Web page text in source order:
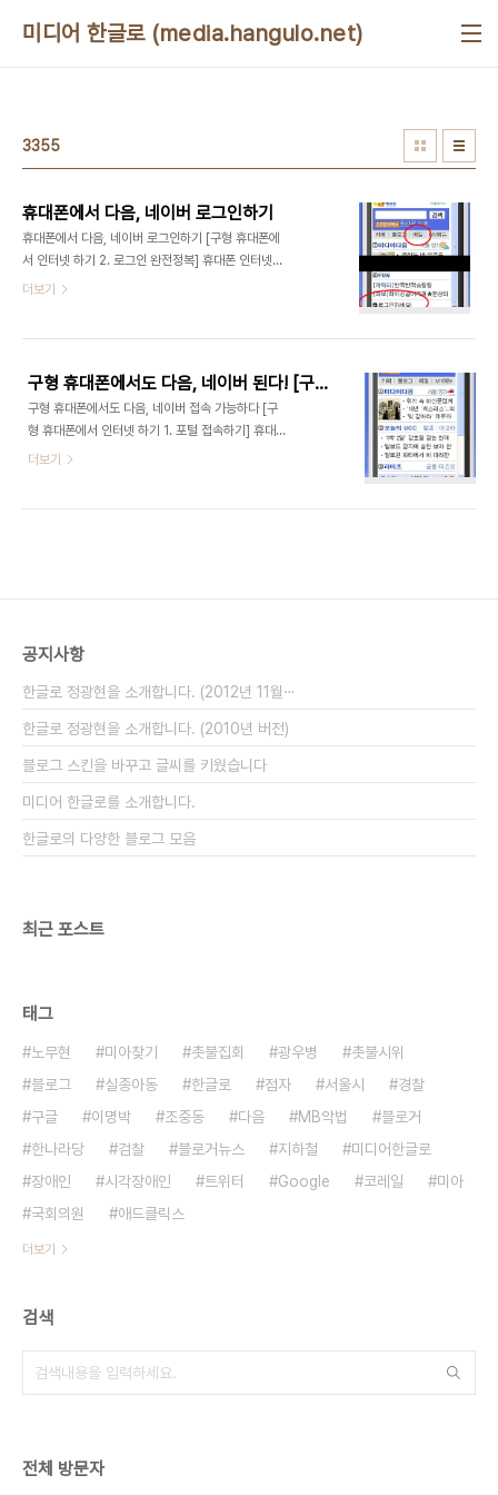
미디어 한글로 (media.hangulo.net)
3355
휴대폰에서 다음, 네이버 로그인하기
휴대폰에서 다음, 네이버 로그인하기 [구형 휴대폰에
서 인터넷 하기 2. 로그인 완전정복] 휴대폰 인터넷
의 가장 큰 적은 '입력' 먼저 이야기하지만, 내가 다루
우에는 "OZ Lite(옛날이름 ez-i)"라고 한다. 어쨌
든, 풀 브라우징이 되었든 뭐가 되었든, 휴대폰에서
인터넷을 사용하는 데 가장 큰 적은 '입력'이다. 바로
'키보드'가 없어서 불편하고 '마우스'가 없어서 불편
하다. 사실은 마우스가 가장 불편한 부분인데, 이는
즈Lite 같은 휴대폰용 인터넷은 마우스를 거의 쓸일
더보기
구형 휴대폰에서도 다음, 네이버 된다! [구형 휴대폰에서 인터넷 하기 1. 포털 접속하기]
구형 휴대폰에서도 다음, 네이버 접속 가능하다 [구
형 휴대폰에서 인터넷 하기 1. 포털 접속하기] 휴대폰
으로 한메일을 확인하고 있으니.. 나는 넷북이나 와이
습니까? 거의 모든 휴대폰에는 "인터넷 접속 버튼"이
"OZ"라고 쓰여 있다. (물론..
더보기
공지사항
한글로 정광현을 소개합니다. (2012년 11월⋯
한글로 정광현을 소개합니다. (2010년 버전)
블로그 스킨을 바꾸고 글씨를 키웠습니다
미디어 한글로를 소개합니다.
한글로의 다양한 블로그 모음
최근 포스트
태그
노무현 미아찾기 촛불집회 광우병
촛불시위
블로그
실종아동 한글로 점자 서울시
경찰
구글
이명박 조중동 다음 MB악법
블로거
한나라당
검찰 블로거뉴스 지하철
미디어한글로
장애인
시각장애인 트위터 Google 코레일
미아
국회의원
애드클릭스
더보기
검색
전체 방문자